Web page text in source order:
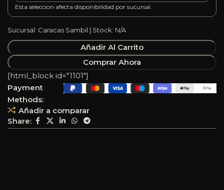
Esta seleccion afecta disponibilidad por sucursal.
Sucursal: Caracas Sambil | Stock: N/A
Añadir Al Carrito
Comprar Ahora
Añadir a comparar
Share:
[html_block id="1101"]
Payment
Methods: